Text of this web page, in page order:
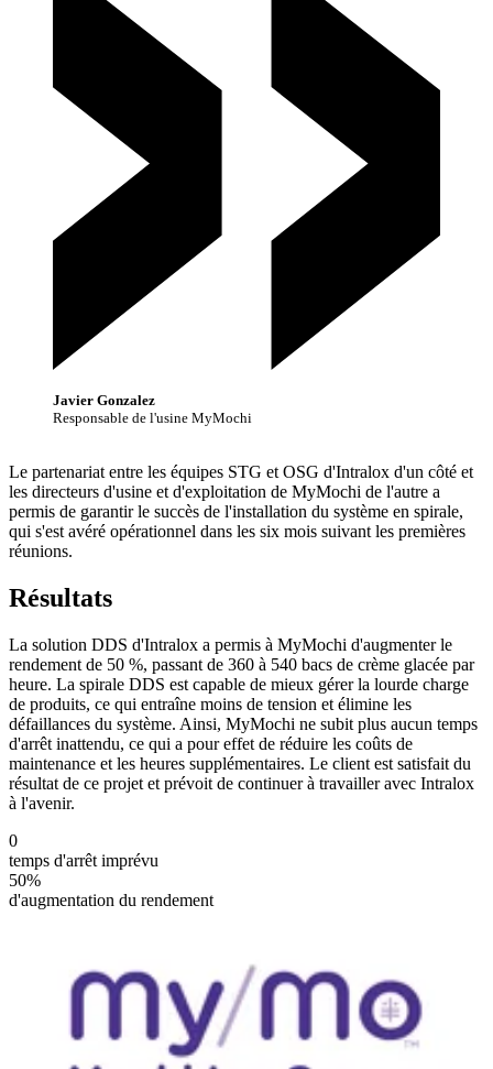
Javier Gonzalez
Responsable de l'usine MyMochi
Le partenariat entre les équipes STG et OSG d'Intralox d'un côté et
les directeurs d'usine et d'exploitation de MyMochi de l'autre a
permis de garantir le succès de l'installation du système en spirale,
qui s'est avéré opérationnel dans les six mois suivant les premières
réunions.
Résultats
La solution DDS d'Intralox a permis à MyMochi d'augmenter le
rendement de 50 %, passant de 360 à 540 bacs de crème glacée par
heure. La spirale DDS est capable de mieux gérer la lourde charge
de produits, ce qui entraîne moins de tension et élimine les
défaillances du système. Ainsi, MyMochi ne subit plus aucun temps
d'arrêt inattendu, ce qui a pour effet de réduire les coûts de
maintenance et les heures supplémentaires. Le client est satisfait du
résultat de ce projet et prévoit de continuer à travailler avec Intralox
à l'avenir.
0
temps d'arrêt imprévu
50%
d'augmentation du rendement